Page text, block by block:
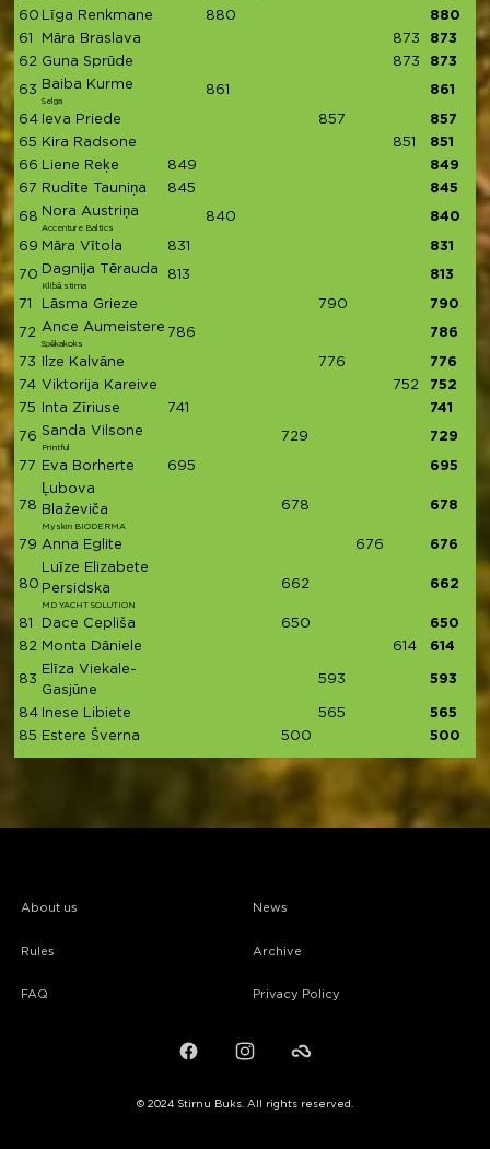
60
Līga Renkmane 880
880
61
Māra Braslava 873
873
62 Guna Sprūde 873 873
63 Baiba Kurme
Selga
861 861
64 Ieva Priede 857
857
65
Kira Radsone 851
851
66
Liene Reķe 849
849
67
Rudīte Tauniņa 845 845
68 Nora Austriņa
Accenture Baltics
840 840
69 Māra Vītola 831 831
70 Dagnija Tērauda
Klibā stirna
813 813
71 Lāsma Grieze 790 790
72 Ance Aumeistere
Spēkakoks
786 786
73 Ilze Kalvāne 776
776
74 Viktorija Kareive 752
752
75
Inta Zīriuse 741 741
76 Sanda Vilsone
Printful
729 729
77 Eva Borherte 695 695
78
Ļubova
Blaževiča
Myskin BIODERMA
678 678
79 Anna Eglite 676 676
80
Luīze Elizabete
Persidska
MD YACHT SOLUTION
662 662
81 Dace Cepliša 650
650
82
Monta Dāniele 614 614
83
Elīza Viekale-
Gasjūne
593 593
84 Inese Libiete 565
565
85
Estere Šverna 500 500
About us
Rules
FAQ
News
Archive
Privacy Policy
FacebookInstagramFailiem.lv
© 2024 Stirnu Buks. All rights reserved.